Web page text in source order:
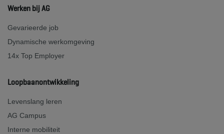
Werken bij AG
Gevarieerde job
Dynamische werkomgeving
14x Top Employer
Loopbaanontwikkeling
Levenslang leren
AG Campus
Interne mobiliteit